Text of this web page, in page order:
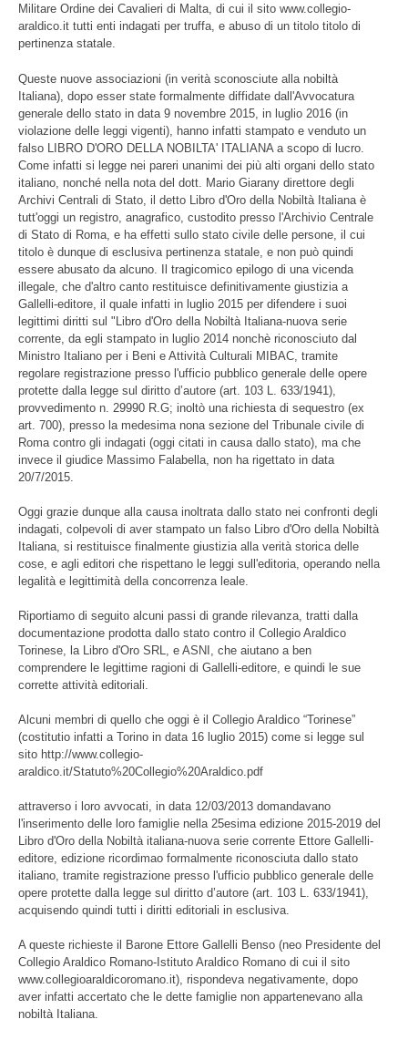
Militare Ordine dei Cavalieri di Malta, di cui il sito www.collegio-
araldico.it tutti enti indagati per truffa, e abuso di un titolo titolo di
pertinenza statale.
Queste nuove associazioni (in verità sconosciute alla nobiltà
Italiana), dopo esser state formalmente diffidate dall'Avvocatura
generale dello stato in data 9 novembre 2015, in luglio 2016 (in
violazione delle leggi vigenti), hanno infatti stampato e venduto un
falso LIBRO D'ORO DELLA NOBILTA' ITALIANA a scopo di lucro.
Come infatti si legge nei pareri unanimi dei più alti organi dello stato
italiano, nonché nella nota del dott. Mario Giarany direttore degli
Archivi Centrali di Stato, il detto Libro d'Oro della Nobiltà Italiana è
tutt'oggi un registro, anagrafico, custodito presso l'Archivio Centrale
di Stato di Roma, e ha effetti sullo stato civile delle persone, il cui
titolo è dunque di esclusiva pertinenza statale, e non può quindi
essere abusato da alcuno. Il tragicomico epilogo di una vicenda
illegale, che d'altro canto restituisce definitivamente giustizia a
Gallelli-editore, il quale infatti in luglio 2015 per difendere i suoi
legittimi diritti sul "Libro d'Oro della Nobiltà Italiana-nuova serie
corrente, da egli stampato in luglio 2014 nonchè riconosciuto dal
Ministro Italiano per i Beni e Attività Culturali MIBAC, tramite
regolare registrazione presso l'ufficio pubblico generale delle opere
protette dalla legge sul diritto d’autore (art. 103 L. 633/1941),
provvedimento n. 29990 R.G; inoltò una richiesta di sequestro (ex
art. 700), presso la medesima nona sezione del Tribunale civile di
Roma contro gli indagati (oggi citati in causa dallo stato), ma che
invece il giudice Massimo Falabella, non ha rigettato in data
20/7/2015.
Oggi grazie dunque alla causa inoltrata dallo stato nei confronti degli
indagati, colpevoli di aver stampato un falso Libro d'Oro della Nobiltà
Italiana, si restituisce finalmente giustizia alla verità storica delle
cose, e agli editori che rispettano le leggi sull'editoria, operando nella
legalità e legittimità della concorrenza leale.
Riportiamo di seguito alcuni passi di grande rilevanza, tratti dalla
documentazione prodotta dallo stato contro il Collegio Araldico
Torinese, la Libro d'Oro SRL, e ASNI, che aiutano a ben
comprendere le legittime ragioni di Gallelli-editore, e quindi le sue
corrette attività editoriali.
Alcuni membri di quello che oggi è il Collegio Araldico “Torinese”
(costitutio infatti a Torino in data 16 luglio 2015) come si legge sul
sito http://www.collegio-
araldico.it/Statuto%20Collegio%20Araldico.pdf
attraverso i loro avvocati, in data 12/03/2013 domandavano
l'inserimento delle loro famiglie nella 25esima edizione 2015-2019 del
Libro d'Oro della Nobiltà italiana-nuova serie corrente Ettore Gallelli-
editore, edizione ricordimao formalmente riconosciuta dallo stato
italiano, tramite registrazione presso l'ufficio pubblico generale delle
opere protette dalla legge sul diritto d’autore (art. 103 L. 633/1941),
acquisendo quindi tutti i diritti editoriali in esclusiva.
A queste richieste il Barone Ettore Gallelli Benso (neo Presidente del
Collegio Araldico Romano-Istituto Araldico Romano di cui il sito
www.collegioaraldicoromano.it), rispondeva negativamente, dopo
aver infatti accertato che le dette famiglie non appartenevano alla
nobiltà Italiana.